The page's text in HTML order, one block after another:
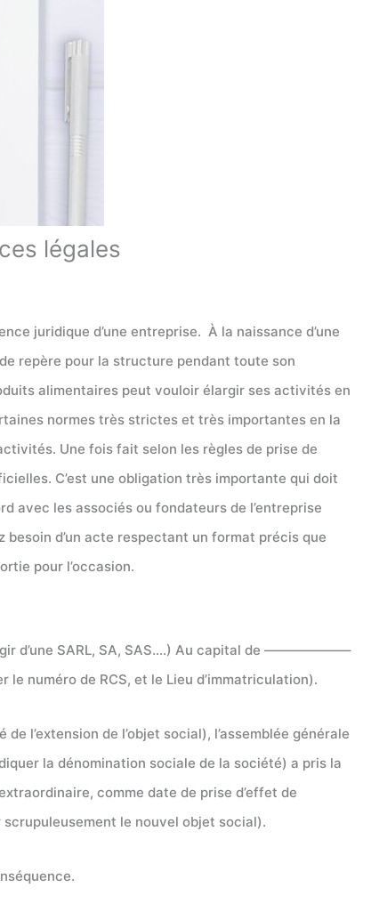
légales
juridique d’une entreprise. À la naissance d’une
repère pour la structure pendant toute son
alimentaires peut vouloir élargir ses activités en
normes très strictes et très importantes en la
Une fois fait selon les règles de prise de
C’est une obligation très importante qui doit
avec les associés ou fondateurs de l’entreprise
d’un acte respectant un format précis que
pour l’occasion.
d’une SARL, SA, SAS….) Au capital de ——————–
de RCS, et le Lieu d’immatriculation).
de l’objet social), l’assemblée générale
la dénomination sociale de la société) a pris la
comme date de prise d’effet de
le nouvel objet social).